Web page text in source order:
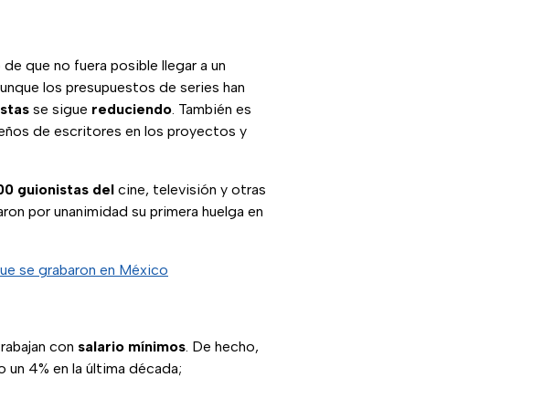
que no fuera posible llegar a un
los presupuestos de series han
se sigue reduciendo. También es
de escritores en los proyectos y
guionistas del cine, televisión y otras
por unanimidad su primera huelga en
se grabaron en México
con salario mínimos. De hecho,
un 4% en la última década;